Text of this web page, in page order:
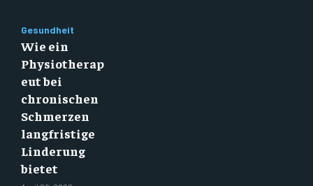
Gesundheit
Wie ein
Physiotherap
eut bei
chronischen
Schmerzen
langfristige
Linderung
bietet